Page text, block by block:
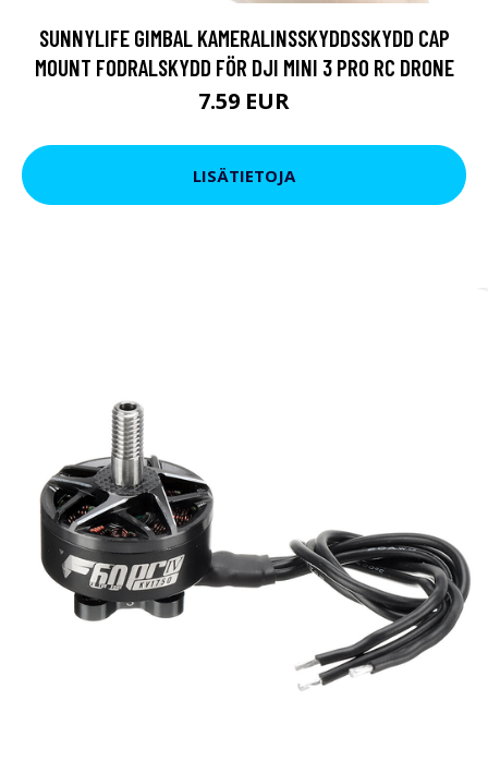
SUNNYLIFE GIMBAL KAMERALINSSKYDDSSKYDD CAP
MOUNT FODRALSKYDD FÖR DJI MINI 3 PRO RC DRONE
7.59 EUR
LISÄTIETOJA